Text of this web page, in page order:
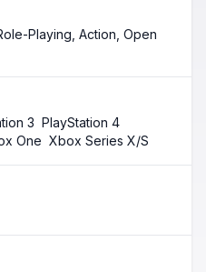
Playing, Action, Open
3 PlayStation 4
One Xbox Series X/S